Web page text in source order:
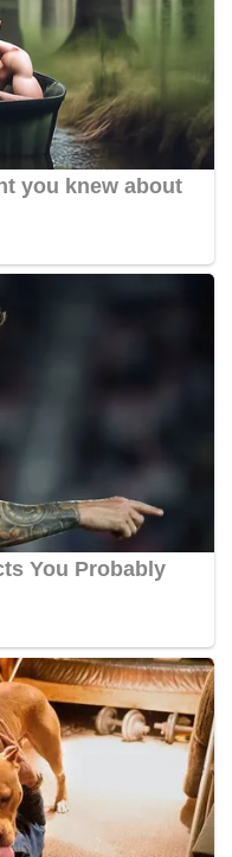
kisah sedih yang
digunakan oleh
jawab untuk
dan berbaur
ketika menulis
ke media sosial.
ketika itu,” ujar
berita tersebut.
rasis, bahkan setelah
Pelakunya boleh jadi
hidup dan saya tidak
harian
menyatakan,